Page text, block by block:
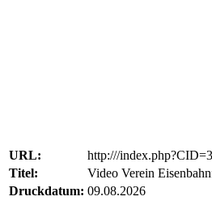
URL:
http:///
Titel:
Video Verein
Druckdatum: 09.08.2026